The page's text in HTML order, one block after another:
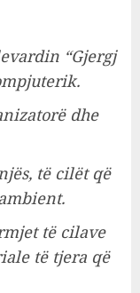
“Gjergj
dhe
të cilët që
të cilave
të tjera që